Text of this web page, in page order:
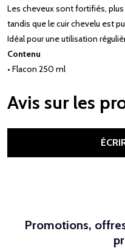
Les cheveux sont fortifiés,
tandis que le cuir chevelu est
Idéal pour une utilisation
Contenu
• Flacon 250 ml
Avis sur les
Promotions,